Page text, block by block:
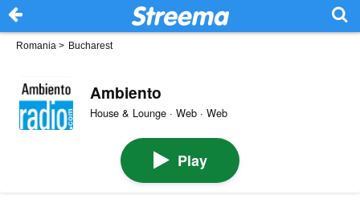
Romania > Bucharest
Ambiento
House & Lounge · Web · Web
Play